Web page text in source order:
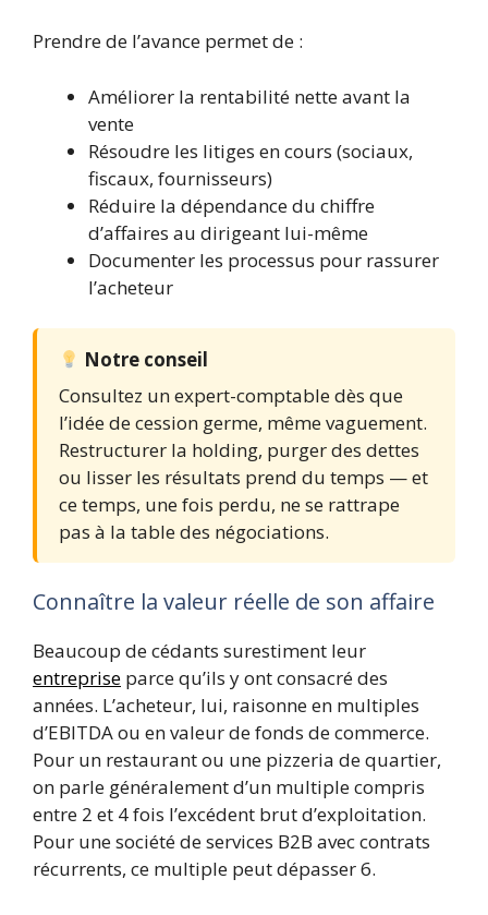
Prendre de l’avance permet de :
Améliorer la rentabilité nette avant la
vente
Résoudre les litiges en cours (sociaux,
fiscaux, fournisseurs)
Réduire la dépendance du chiffre
d’affaires au dirigeant lui-même
Documenter les processus pour rassurer
l’acheteur
Notre conseil
Consultez un expert-comptable dès que
l’idée de cession germe, même vaguement.
Restructurer la holding, purger des dettes
ou lisser les résultats prend du temps — et
ce temps, une fois perdu, ne se rattrape
pas à la table des négociations.
Connaître la valeur réelle de son affaire
Beaucoup de cédants surestiment leur
entreprise parce qu’ils y ont consacré des
années. L’acheteur, lui, raisonne en multiples
d’EBITDA ou en valeur de fonds de commerce.
Pour un restaurant ou une pizzeria de quartier,
on parle généralement d’un multiple compris
entre 2 et 4 fois l’excédent brut d’exploitation.
Pour une société de services B2B avec contrats
récurrents, ce multiple peut dépasser 6.